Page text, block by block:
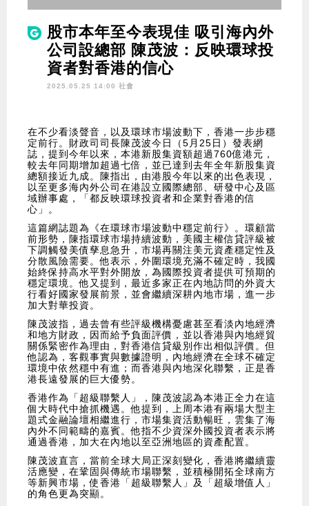
股市本年至今表現佳 吸引海內外
公司設總部 陳茂波：反映環球投
資者對香港的信心
2025.05.25 14:00 社會
在不少看淡聲音，以及環球市場波動下，香港一步步穩
定前行。財政司司長陳茂波今日（5月25日）發表網
誌，提到今年以來，本港新股集資額超過760億港元，
較去年同期增加超過七倍，並已達到去年全年新股集資
總額接近九成。陳指出，由港股今年以來的出色表現，
以至更多海內外公司在港設立國際總部、研發中心及區
域辦事處，「都反映環球投資者和企業對香港的信
心」。
這篇網誌題為《在環球市場波動中穩定前行》。環顧當
前形勢，陳指環球市場持續波動，美國主權信貸評級被
下調觸發美債孳息急升，市場再關注美元資產穩定性及
分散風險需要。他表示，外圍環境充滿不確定時，我國
始終保持高水平對外開放，為國際投資者提供可預期的
穩定環境。他又提到，最近多家正在內地訪問的外資大
行看好國家發展前景，並會繼續深耕內地市場，進一步
加大對華投資。
陳茂波指，過去曾有些評級機構憂慮甚至看淡內地經濟
和地方財政，因而給予負面評價，並以香港與內地經貿
關係緊密作為理由，對香港信貸級別作出相似評價。但
他認為，客觀事實與數據證明，內地經濟在全球不確定
環境中依然穩中有進；而香港與內地深化聯繫，正是香
港長遠發展的巨大優勢。
香港作為「超級聯繫人」，陳茂波認為本港正全力在這
個大時代中搶抓機遇。他提到，上周本港有兩場大型主
題式金融論壇相繼進行，市場集資活動暢旺，雲集了海
內外不同範疇的嘉賓。他指不少資深外國投資者表示將
通過香港，加大在內地以至亞洲地區的資產配置。
陳茂波直言，當前全球大局正深刻變化，香港將繼續靈
活應變，在鞏固與傳統市場聯繫，並積極開拓全球南方
等新興市場，使香港「超級聯繫人」及「超級增值人」
的角色更為突顯。